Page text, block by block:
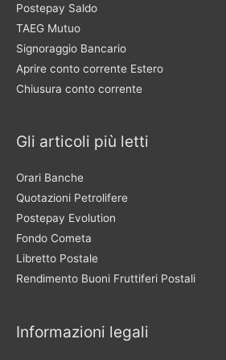
Postepay Saldo
TAEG Mutuo
Signoraggio Bancario
Aprire conto corrente Estero
Chiusura conto corrente
Gli articoli più letti
Orari Banche
Quotazioni Petrolifere
Postepay Evolution
Fondo Cometa
Libretto Postale
Rendimento Buoni Fruttiferi Postali
Informazioni legali